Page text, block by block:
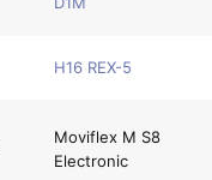
H16 REX-5
Moviflex M S8
Electronic